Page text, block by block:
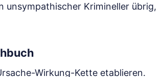
unsympathischer Krimineller übrig,
Wirkung-Kette etablieren.